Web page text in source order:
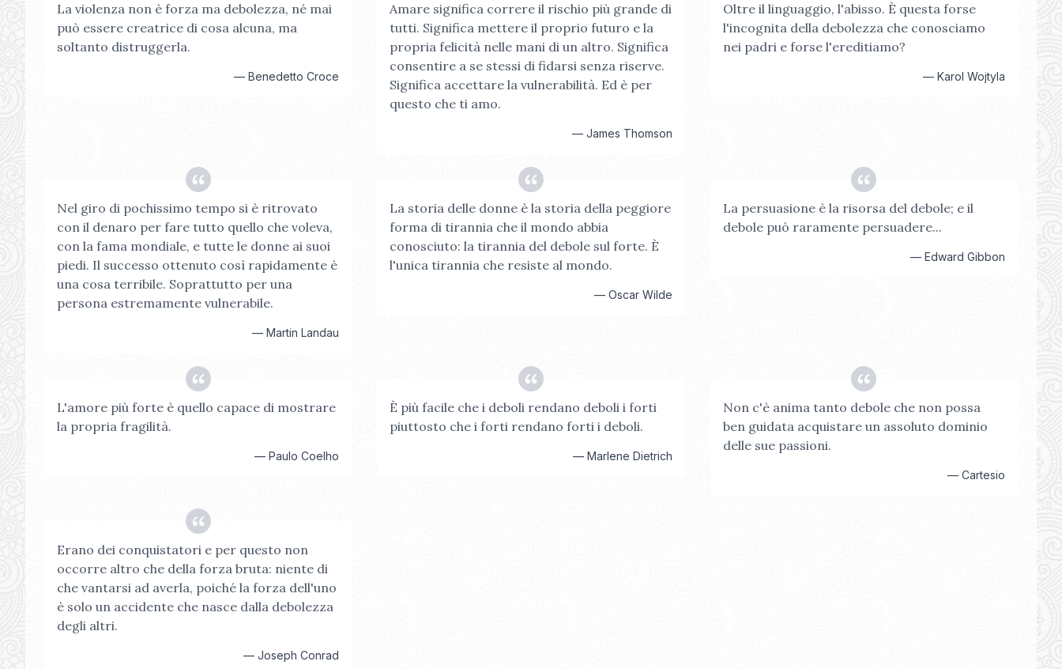
La violenza non è forza ma debolezza, né mai
può essere creatrice di cosa alcuna, ma
soltanto distruggerla.
—Benedetto Croce
Amare significa correre il rischio più grande di
tutti. Significa mettere il proprio futuro e la
propria felicità nelle mani di un altro. Significa
consentire a se stessi di fidarsi senza riserve.
Significa accettare la vulnerabilità. Ed è per
questo che ti amo.
— James Thomson
Oltre il linguaggio, l'abisso. È questa forse
l'incognita della debolezza che conosciamo
nei padri e forse l'ereditiamo?
— Karol Wojtyla
Nel giro di pochissimo tempo si è ritrovato
con il denaro per fare tutto quello che voleva,
con la fama mondiale, e tutte le donne ai suoi
piedi. Il successo ottenuto così rapidamente è
una cosa terribile. Soprattutto per una
persona estremamente vulnerabile.
—Martin Landau
La storia delle donne è la storia della peggiore
forma di tirannia che il mondo abbia
conosciuto: la tirannia del debole sul forte. È
l'unica tirannia che resiste al mondo.
— Oscar Wilde
La persuasione è la risorsa del debole; e il
debole può raramente persuadere...
— Edward Gibbon
L'amore più forte è quello capace di mostrare
la propria fragilità.
—Paulo Coelho
È più facile che i deboli rendano deboli i forti
piuttosto che i forti rendano forti i deboli.
— Marlene Dietrich
Non c'è anima tanto debole che non possa
ben guidata acquistare un assoluto dominio
delle sue passioni.
— Cartesio
Erano dei conquistatori e per questo non
occorre altro che della forza bruta: niente di
che vantarsi ad averla, poiché la forza dell'uno
è solo un accidente che nasce dalla debolezza
degli altri.
—Joseph Conrad